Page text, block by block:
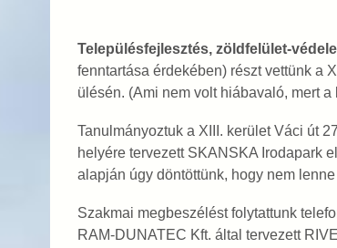
Településfejlesztés, zöldfelület-
fenntartása érdekében) részt vettünk a
ülésén. (Ami nem volt hiábavaló, mert
Tanulmányoztuk a XIII. kerület Váci út
helyére tervezett SKANSKA Irodapark
alapján úgy döntöttünk, hogy nem
Szakmai megbeszélést folytattunk
RAM-DUNATEC Kft. által tervezett